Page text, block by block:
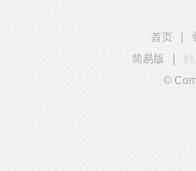
首页
简易版
©